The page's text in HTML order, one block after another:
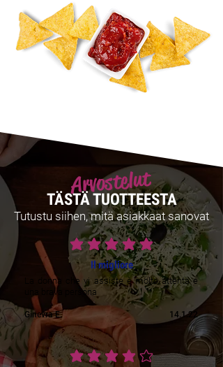
Arvostelut
TÄSTÄ TUOTTEESTA
Tutustu siihen, mitä asiakkaat sanovat
keskimääräinen luokitus on
Il migliore
La donna che vi assiste è molto attenta e
una brava persona
Ginevra E. 14.1.22
keskimääräinen luokitus on